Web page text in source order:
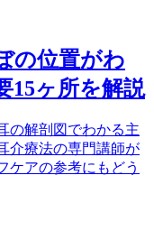
の位置がわ
15ヶ所を解説
の解剖図でわかる主
介療法の専門講師が
ケアの参考にもどう